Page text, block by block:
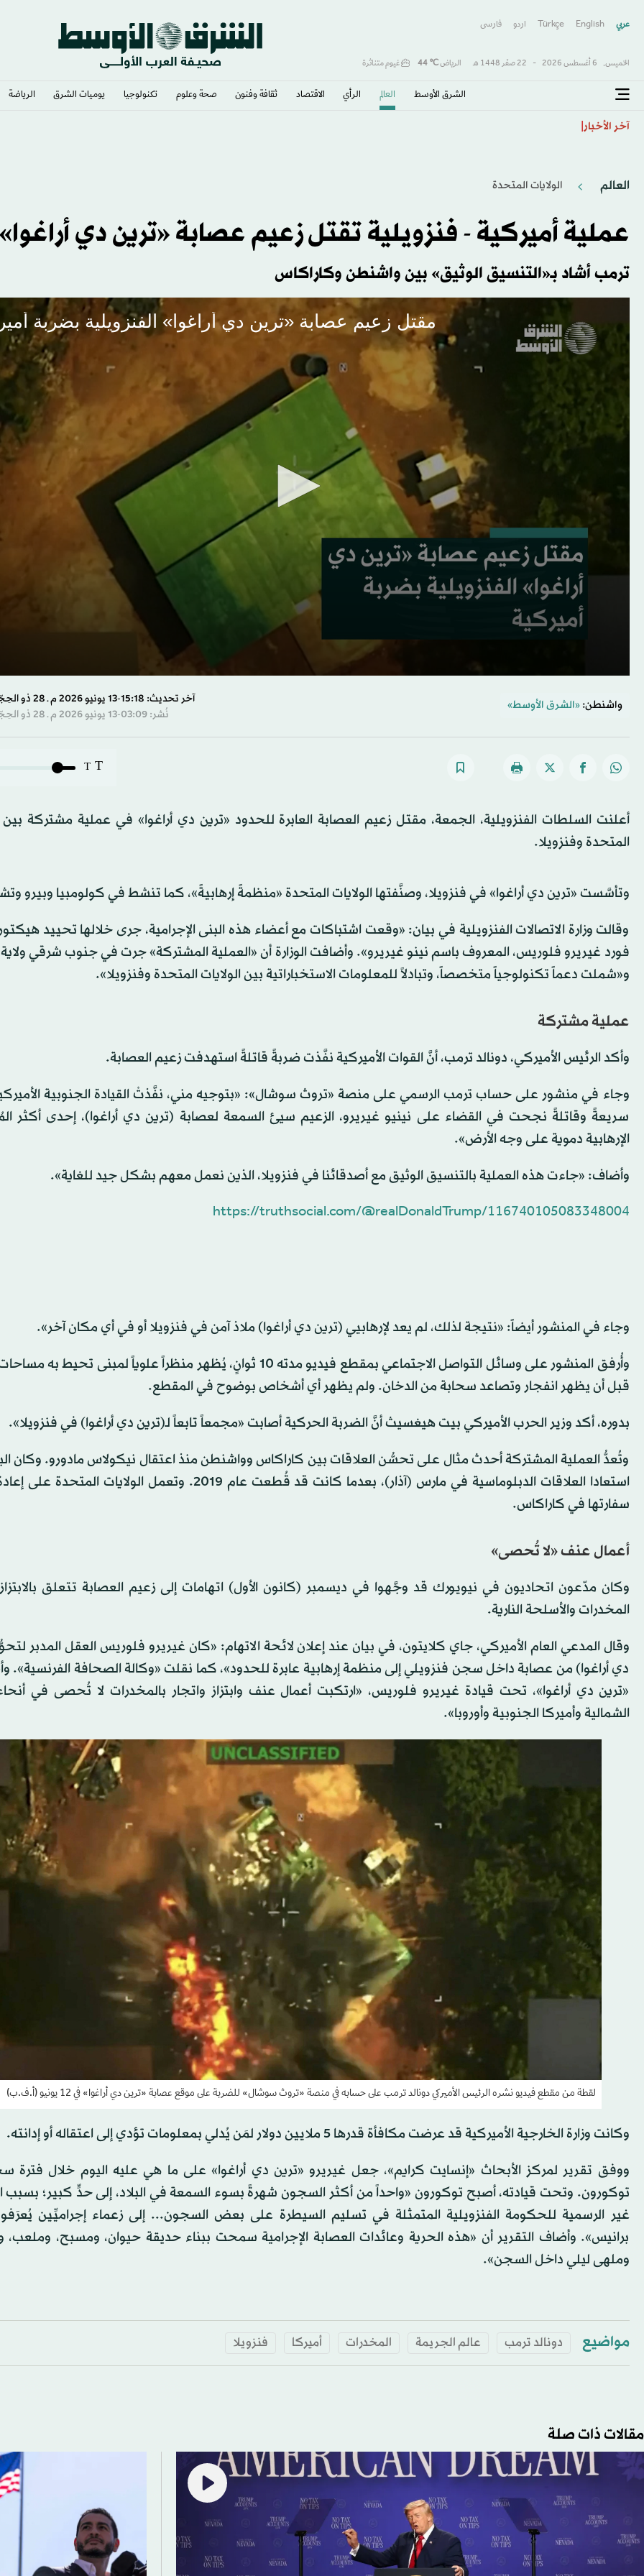
عربي English
Türkçe اردو فارسى
الخميس, 6 أغسطس 2026 - 22 صفَر 1448 هـ الرياض℃
44 غيوم متناثرة
الشرق الأوسط​ العالم الرأي الاقتصاد ثقافة وفنون صحة وعلوم تكنولوجيا يوميات الشرق​ الرياضة
آخر الأخبار
العالم الولايات المتحدة​
عملية أميركية - فنزويلية تقتل زعيم عصابة «ترين دي أراغوا»
ترمب أشاد بـ«التنسيق الوثيق» بين واشنطن وكاراكاس
مقتل زعيم عصابة «ترين دي أراغوا» الفنزويلية بضربة
واشنطن: «الشرق الأوسط»
آخر تحديث: 15:18-13 يونيو 2026 م ـ 28 ذو الحِجّة 1447 هـ
نُشر: 03:09-13 يونيو 2026 م ـ 28 ذو الحِجّة 1447 هـ
T
T
أعلنت السلطات الفنزويلية، الجمعة، مقتل زعيم العصابة العابرة للحدود «ترين دي أراغوا» في عملية مشتركة بين
المتحدة وفنزويلا.
وتأسَّست «ترين دي أراغوا» في فنزويلا، وصنَّفتها الولايات المتحدة «منظمةً إرهابيةً»، كما تنشط في كولومبيا وبيرو
وقالت وزارة الاتصالات الفنزويلية في بيان: «وقعت اشتباكات مع أعضاء هذه البنى الإجرامية، جرى خلالها تحييد
فورد غيريرو فلوريس، المعروف باسم نينو غيريرو». وأضافت الوزارة أن «العملية المشتركة» جرت في جنوب شرقي ولاية
و«شملت دعماً تكنولوجياً متخصصاً، وتبادلاً للمعلومات الاستخباراتية بين الولايات المتحدة وفنزويلا».
عملية مشتركة
وأكد الرئيس الأميركي، دونالد ترمب، أنَّ القوات الأميركية نفَّذت ضربةً قاتلةً استهدفت زعيم العصابة.
وجاء في منشور على حساب ترمب الرسمي على منصة «تروث سوشال»: «بتوجيه مني، نفَّذتْ القيادة الجنوبية
سريعةً وقاتلةً نجحت ‌في القضاء على نينيو ‌غيريرو، الزعيم سيئ ​السمعة ‌لعصابة ⁠(ترين ​دي أراغوا)، إحدى ⁠أكثر
الإرهابية دموية على وجه الأرض».
وأضاف: «جاءت هذه العملية بالتنسيق الوثيق مع أصدقائنا في فنزويلا، الذين نعمل معهم بشكل جيد للغاية».
https://truthsocial.com/@realDonaldTrump/116740105083348004
وجاء في المنشور أيضاً: «نتيجة لذلك، لم يعد لإرهابيي (ترين دي أراغوا) ملاذ آمن في فنزويلا أو في أي مكان آخر».
وأُرفق المنشور على وسائل التواصل الاجتماعي بمقطع فيديو مدته 10 ثوانٍ، يُظهر منظراً علوياً لمبنى
قبل أن يظهر انفجار وتصاعد سحابة من الدخان. ولم يظهر أي أشخاص بوضوح في المقطع.
بدوره، أكد وزير الحرب الأميركي بيت هيغسيث أنَّ الضربة الحركية أصابت «مجمعاً تابعاً لـ(ترين دي أراغوا) في فنزويلا».
وتُعدُّ العملية المشتركة أحدث مثال على تحسُّن العلاقات بين كاراكاس وواشنطن منذ اعتقال نيكولاس مادورو. وكان
استعادا العلاقات الدبلوماسية في مارس (آذار)، بعدما كانت قد قُطعت عام 2019. وتعمل الولايات
سفارتها في كاراكاس.
أعمال عنف «لا تُحصى»
وكان مدّعون اتحاديون في نيويورك قد وجَّهوا في ديسمبر (كانون الأول) اتهامات إلى زعيم العصابة تتعلق
المخدرات والأسلحة النارية.
وقال المدعي العام الأميركي، جاي كلايتون، في بيان عند إعلان لائحة الاتهام: «كان غيريرو فلوريس العقل المدبر
دي أراغوا) من عصابة داخل سجن فنزويلي إلى منظمة إرهابية عابرة للحدود»، كما نقلت «وكالة الصحافة الفرنسية».
«ترين دي أراغوا»، تحت قيادة غيريرو فلوريس، «ارتكبت أعمال عنف وابتزاز واتجار بالمخدرات لا تُحصى في
الشمالية وأميركا الجنوبية وأوروبا».
لقطة من مقطع فيديو نشره الرئيس الأميركي دونالد ترمب على حسابه في منصة «تروث سوشال» للضربة على موقع عصابة «ترين دي أراغوا» في 12 يونيو (أ.ف.ب)
وكانت وزارة الخارجية الأميركية قد عرضت مكافأة قدرها 5 ملايين دولار لمَن يُدلي بمعلومات تؤدي إلى اعتقاله أو إدانته.
ووفق تقرير لمركز الأبحاث «إنسايت كرايم»، جعل غيريرو «ترين دي أراغوا» على ما هي عليه اليوم خلال فترة
توكورون. وتحت قيادته، أصبح توكورون «واحداً من أكثر السجون شهرةً بسوء السمعة في البلاد، إلى حدٍّ كبير؛ بسبب
غير الرسمية للحكومة الفنزويلية المتمثلة في تسليم السيطرة على بعض السجون... إلى زعماء إجراميِّين
برانيس». وأضاف التقرير أن «هذه الحرية وعائدات العصابة الإجرامية سمحت ببناء حديقة حيوان، ومسبح،
وملهى ليلي داخل السجن».
مواضيع دونالد ترمب عالم الجريمة المخدرات أميركا فنزويلا
مقالات ذات صلة